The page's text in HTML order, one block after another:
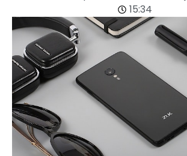
15:34